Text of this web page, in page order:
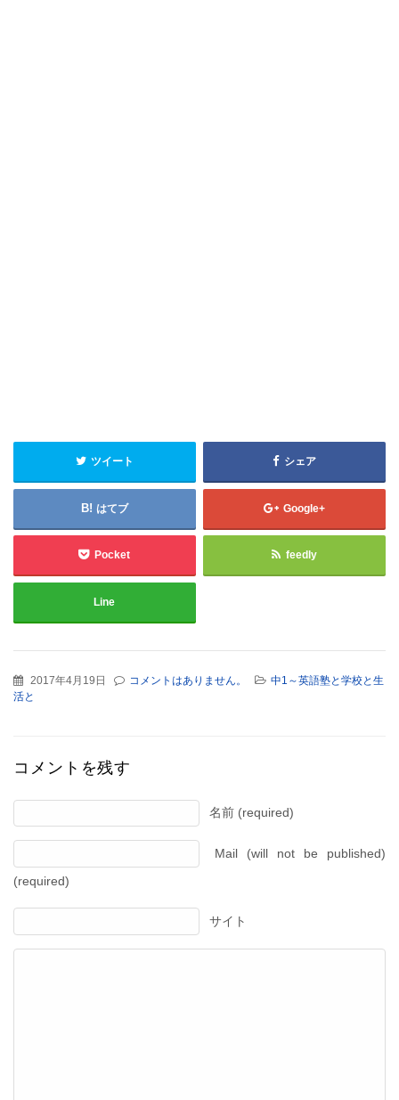
ツイート シェア
はてブ Google+
Pocket feedly
Line
2017年4月19日 コメントはありません。
中1～英語塾と学校と生
活と
コメントを残す
名前 (required)
Mail (will not be published)
(required)
サイト